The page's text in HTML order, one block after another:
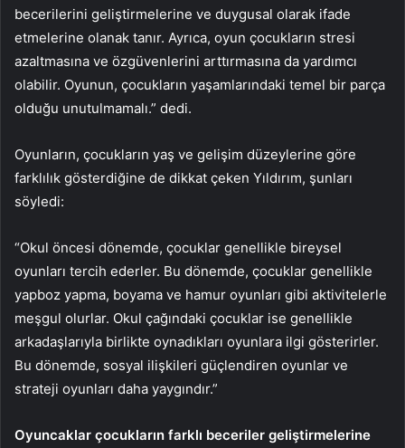
becerilerini geliştirmelerine ve duygusal olarak ifade
etmelerine olanak tanır. Ayrıca, oyun çocukların stresi
azaltmasına ve özgüvenlerini arttırmasına da yardımcı
olabilir. Oyunun, çocukların yaşamlarındaki temel bir parça
olduğu unutulmamalı.” dedi.
Oyunların, çocukların yaş ve gelişim düzeylerine göre
farklılık gösterdiğine de dikkat çeken Yıldırım, şunları
söyledi:
“Okul öncesi dönemde, çocuklar genellikle bireysel
oyunları tercih ederler. Bu dönemde, çocuklar genellikle
yapboz yapma, boyama ve hamur oyunları gibi aktivitelerle
meşgul olurlar. Okul çağındaki çocuklar ise genellikle
arkadaşlarıyla birlikte oynadıkları oyunlara ilgi gösterirler.
Bu dönemde, sosyal ilişkileri güçlendiren oyunlar ve
strateji oyunları daha yaygındır.”
Oyuncaklar çocukların farklı beceriler geliştirmelerine